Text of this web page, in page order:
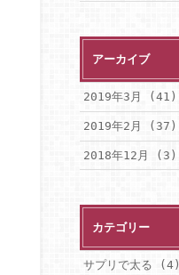
アーカイブ
2019年3月 (41)
2019年2月 (37)
2018年12月 (3)
カテゴリー
サプリで太る (4)